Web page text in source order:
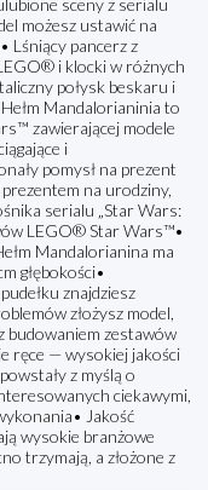
sceny z serialu
możesz ustawić na
Lśniący pancerz z
i klocki w różnych
połysk beskaru i
Mandalorianinia to
zawierającej modele
i
pomysł na prezent
na urodziny,
serialu „Star Wars:
LEGO® Star Wars™•
Mandalorianina ma
głębokości•
znajdziesz
złożysz model,
budowaniem zestawów
ręce — wysokiej jakości
z myślą o
ciekawymi,
Jakość
wysokie branżowe
trzymają, a złożone z